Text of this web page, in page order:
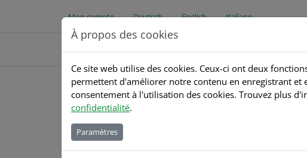
Mon compte Deutsch English Italiano
shop.bass-tools.com
Produits Détails
À propos des cookies
Ce site web utilise des cookies. Ceux-ci ont deux
permettent d'améliorer notre contenu en enregistrant et
consentement à l'utilisation des cookies. Trouvez plus
confidentialité.
Paramètres